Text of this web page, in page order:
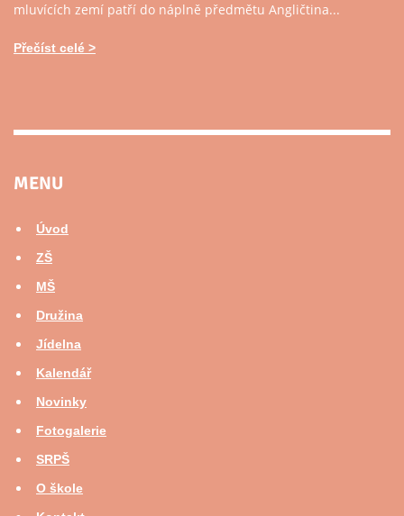
mluvících zemí patří do náplně předmětu Angličtina...
Přečíst celé
MENU
Úvod
ZŠ
MŠ
Družina
Jídelna
Kalendář
Novinky
Fotogalerie
SRPŠ
O škole